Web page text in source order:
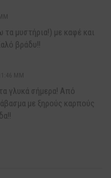
τα μυστήρια!) με καφέ και
βράδυ!!
γλυκά σήμερα! Από
με ξηρούς καρπούς